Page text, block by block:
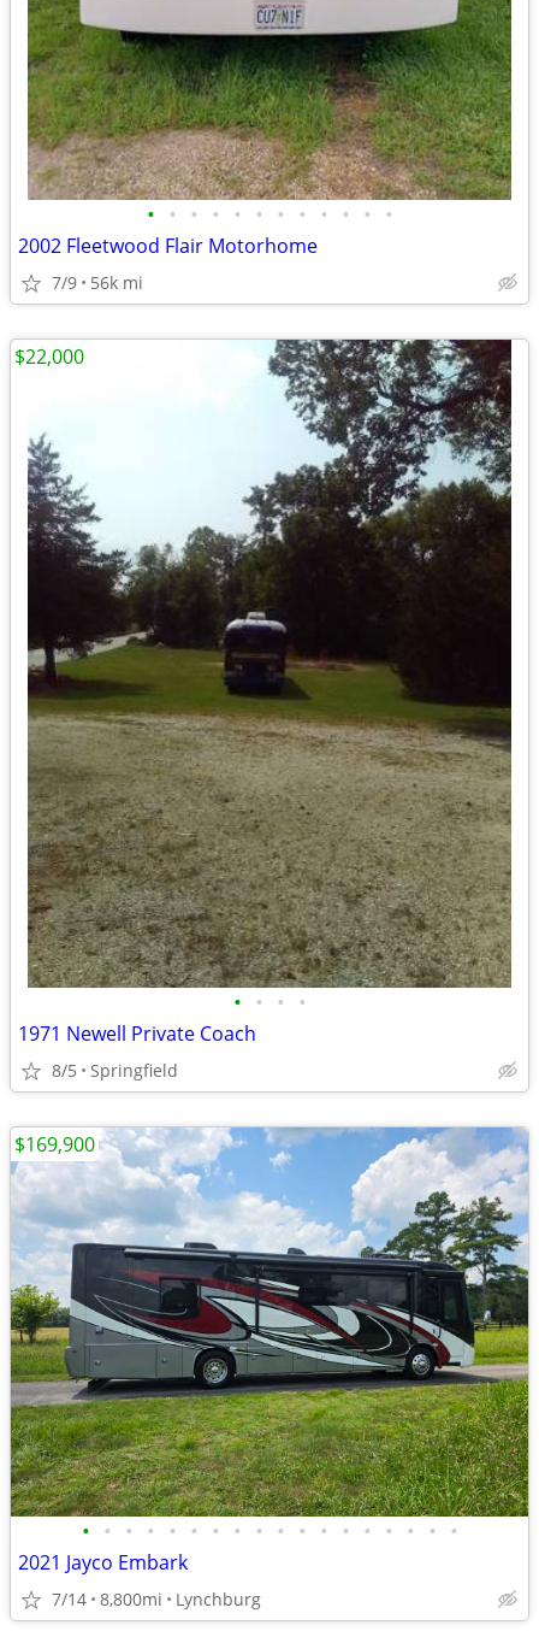
• • • • • • • • • • • •
2002 Fleetwood Flair Motorhome
7/9 56k mi
• • • •
1971 Newell Private Coach
8/5 Springfield
$22,000
• • • • • • • • • • • • • • • • • •
2021 Jayco Embark
7/14 8,800mi Lynchburg
$169,900